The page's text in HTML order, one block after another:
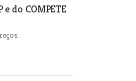
do COMPETE